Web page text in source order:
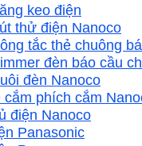
keo điện
thử điện Nanoco
tắc thẻ chuông
đèn báo cầu
đèn Nanoco
cắm phích cắm
điện Nanoco
Panasonic